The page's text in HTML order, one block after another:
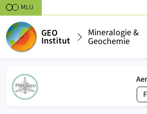
Zum Inhalt springen
MLU
GEO
Institut
Mineralogie &
Geochemie